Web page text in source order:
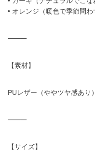
• オレンジ（暖色で季節問わ
⸻
【素材】
PUレザー（ややツヤ感あり）
⸻
【サイズ】